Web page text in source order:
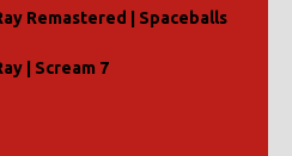
Remastered | Spaceballs
| Scream 7